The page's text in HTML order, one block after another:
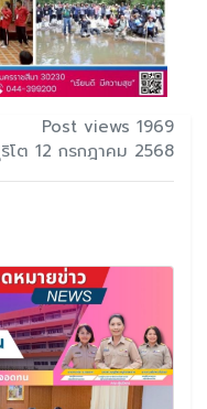
Post views 1969
โต 12 กรกฎาคม 2568